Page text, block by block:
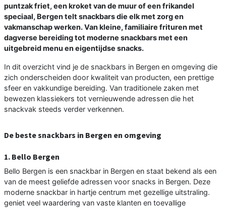
puntzak friet, een kroket van de muur of een frikandel
speciaal, Bergen telt snackbars die elk met zorg en
vakmanschap werken. Van kleine, familiaire frituren met
dagverse bereiding tot moderne snackbars met een
uitgebreid menu en eigentijdse snacks.
In dit overzicht vind je de snackbars in Bergen en omgeving die
zich onderscheiden door kwaliteit van producten, een prettige
sfeer en vakkundige bereiding. Van traditionele zaken met
bewezen klassiekers tot vernieuwende adressen die het
snackvak steeds verder verkennen.
De beste snackbars in Bergen en omgeving
1. Bello Bergen
Bello Bergen is een snackbar in Bergen en staat bekend als een
van de meest geliefde adressen voor snacks in Bergen. Deze
moderne snackbar in hartje centrum met gezellige uitstraling.
geniet veel waardering van vaste klanten en toevallige